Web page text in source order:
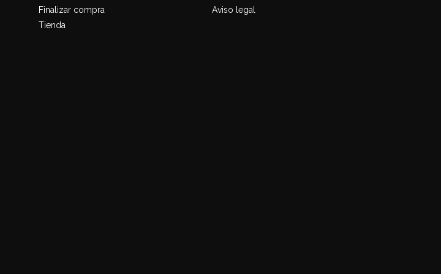
Finalizar compra
Tienda
Aviso legal